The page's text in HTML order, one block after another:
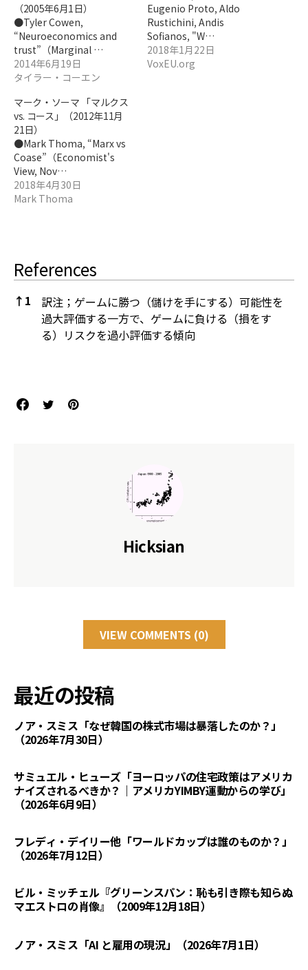
（2005年6月1日）
●Tyler Cowen,
“Neuroeconomics and
trust”（Marginal …
2014年6月19日
タイラー・コーエン
Eugenio Proto, Aldo
Rustichini, Andis
Sofianos, "W…
2018年1月22日
VoxEU.org
マーク・ソーマ 「マルクス
vs. コース」（2012年11月
21日）
●Mark Thoma, “Marx vs
Coase”（Economist's
View, Nov…
2018年4月30日
Mark Thoma
References
↑ 1
訳注；ゲームに勝つ（儲けを手にする）可能性を
過大評価する一方で、ゲームに負ける（損をす
る）リスクを過小評価する傾向
Hicksian
VIEW COMMENTS (0)
最近の投稿
ノア・スミス「なぜ韓国の株式市場は暴落したのか？」
（2026年7月30日）
サミュエル・ヒューズ「ヨーロッパの住宅政策はアメリカ
ナイズされるべきか？｜アメリカYIMBY運動からの学び」
（2026年6月9日）
フレディ・デイリー他「ワールドカップは誰のものか？」
（2026年7月12日）
ビル・ミッチェル『グリーンスパン：恥も引き際も知らぬ
マエストロの肖像』（2009年12月18日）
ノア・スミス「AI と雇用の現況」（2026年7月1日）